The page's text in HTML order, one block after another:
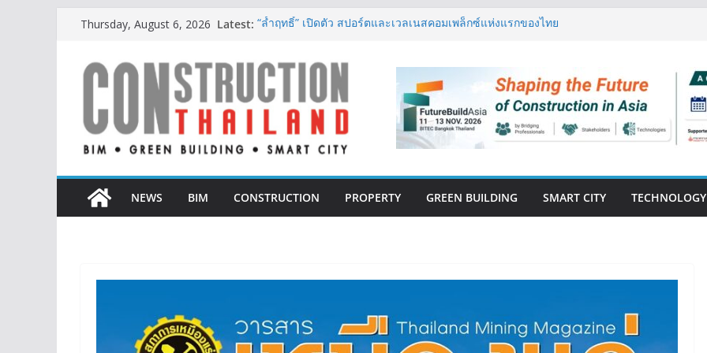
content
Thursday, August 6, 2026 Latest: “ล้ำฤทธิ์” เปิดตัว สปอร์ตและเวลเนสคอมเพล็กซ์แห่งแรกของไทย
Friendly ตอบโจทย์ครอบครัวยุคใหม่ที่มีสัตว์เลี้ยงเป็นสมาชิก
IHG Hotels & Resorts เปิดตัว ฮอลิเดย์ อินน์ เอ็กซ์เพรส อ่าวนาง
แห่งแรกในกระบี่
ผู้เชี่ยวชาญด้านวิศวกรรมโครงสร้างเสนอแผนปฏิรูปมาตรฐาน
ตั้งแต่การออกแบบถึงการตรวจสอบอาคารไทย รับมือแผ่นดินไหว
ออนิกซ์ ฮอสพิทาลิตี้ กรุ๊ป – แกร็บ สร้างประสบการณ์การเดินทางที่
NEWS BIM CONSTRUCTION PROPERTY GREEN BUILDING SMART CITY TECHNOLOGY
THAILAND : VOL.33
(May-Jun 2026)